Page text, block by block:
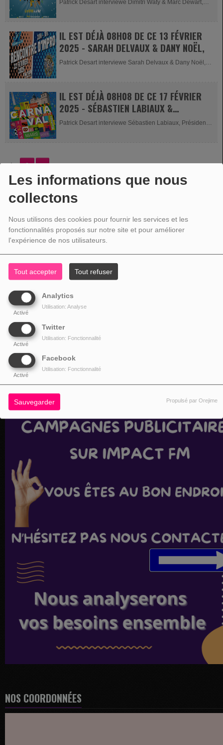
Les informations que nous
collectons
Nous utilisons des cookies pour fournir les services et les
fonctionnalités proposés sur notre site et pour améliorer
l'expérience de nos utilisateurs.
Tout accepter Tout refuser
Analytics
Activé
Utilisation: Analyse
Twitter
Activé
Utilisation: Fonctionnalité
Facebook
Activé
Utilisation: Fonctionnalité
Sauvegarder Propulsé par Orejime
Patrick Desart interviewe Dimitri Waty & Marc Dewart,
IL EST DÉJÀ 08H08 DE CE 13 FÉVRIER
2025 - SARAH DELVAUX & DANY NOËL,
Patrick Desart interviewe Sarah Delvaux & Dany Noël,
IL EST DÉJÀ 08H08 DE CE 17 FÉVRIER
2025 - SÉBASTIEN LABIAUX &
PHILLIPE SERVAIS
Patrick Desart interviewe Sébastien Labiaux, Président
1 2 >
VOTRE PUBLICITÉ
NOS COORDONNÉES